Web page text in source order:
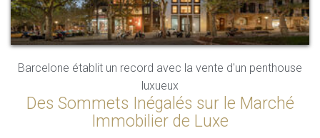
Barcelone établit un record avec la vente d'un penthouse
luxueux
Des Sommets Inégalés sur le Marché
Immobilier de Luxe
Modifier les cookies